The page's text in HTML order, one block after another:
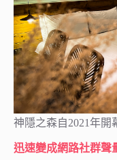
神隱之森自2021年開
迅速變成網路社群聲